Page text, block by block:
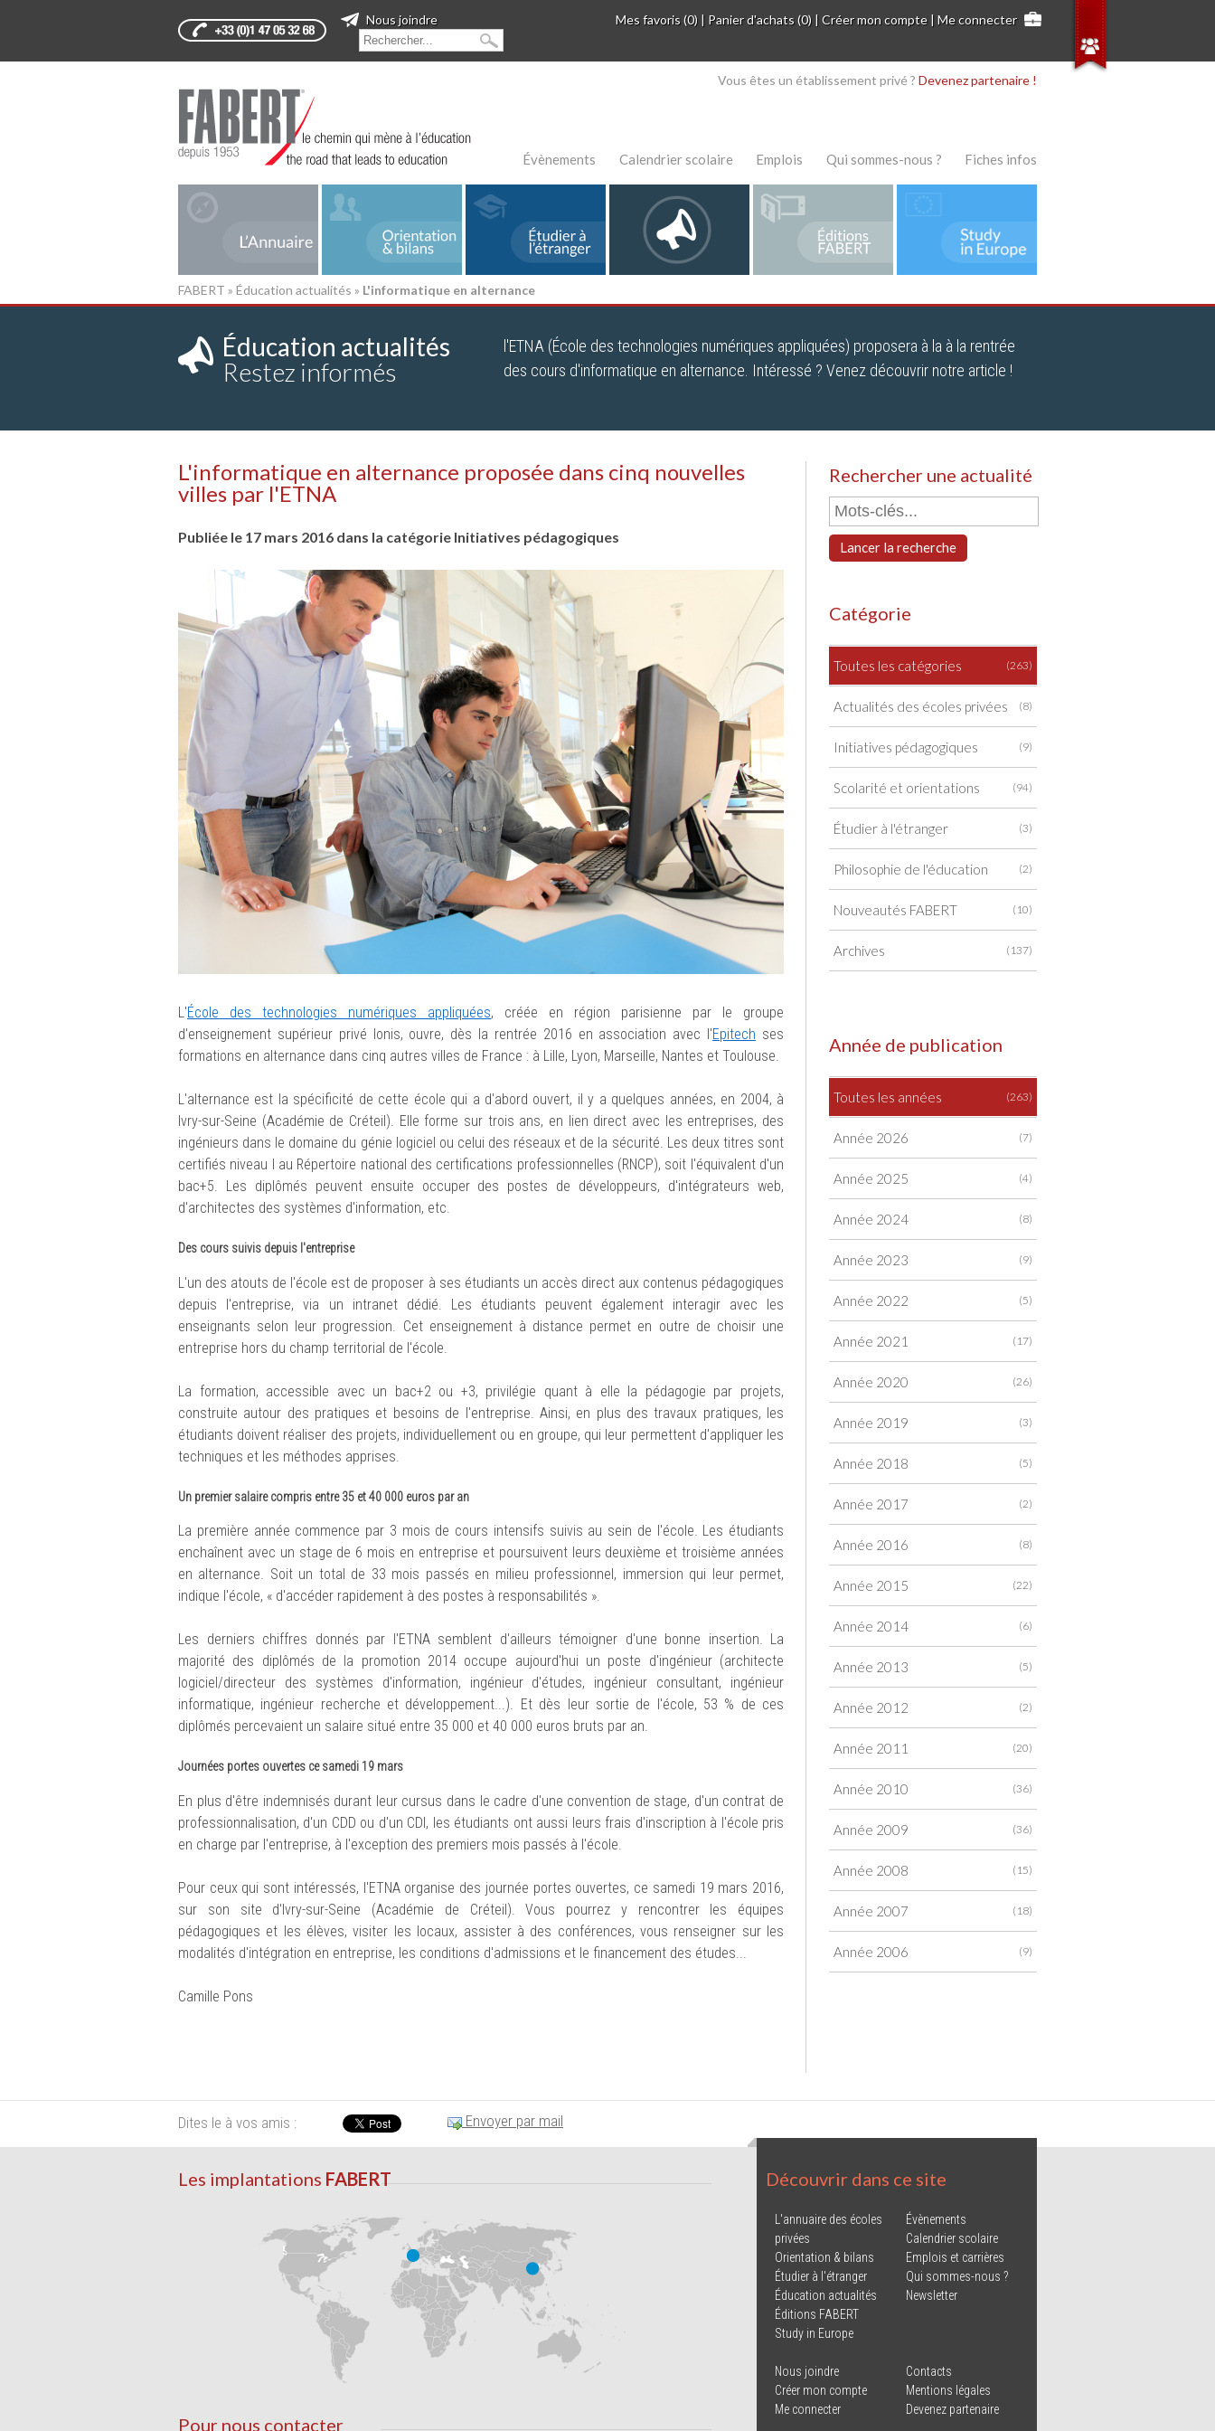
Mes favoris (0) | Panier d'achats (0) |Créer mon compte |Me connecter
Nous joindre
Vous êtes un établissement privé ? Devenez partenaire !
Évènements Calendrier scolaire Emplois Qui sommes-nous ? Fiches infos
FABERT » Éducation actualités » L'informatique en alternance
Éducation actualités
Restez informés
l'ETNA (École des technologies numériques appliquées) proposera à la à la rentrée
des cours d'informatique en alternance. Intéressé ? Venez découvrir notre article !
L'informatique en alternance proposée dans cinq nouvelles
villes par l'ETNA
Publiée le 17 mars 2016 dans la catégorie Initiatives pédagogiques
L'École des technologies numériques appliquées, créée en région parisienne par le groupe
d'enseignement supérieur privé Ionis, ouvre, dès la rentrée 2016 en association avec l'Epitech ses
formations en alternance dans cinq autres villes de France : à Lille, Lyon, Marseille, Nantes et Toulouse.
L'alternance est la spécificité de cette école qui a d'abord ouvert, il y a quelques années, en 2004, à
Ivry-sur-Seine (Académie de Créteil). Elle forme sur trois ans, en lien direct avec les entreprises, des
ingénieurs dans le domaine du génie logiciel ou celui des réseaux et de la sécurité. Les deux titres sont
certifiés niveau I au Répertoire national des certifications professionnelles (RNCP), soit l'équivalent d'un
bac+5. Les diplômés peuvent ensuite occuper des postes de développeurs, d'intégrateurs web,
d'architectes des systèmes d'information, etc.
Des cours suivis depuis l'entreprise
L'un des atouts de l'école est de proposer à ses étudiants un accès direct aux contenus pédagogiques
depuis l'entreprise, via un intranet dédié. Les étudiants peuvent également interagir avec les
enseignants selon leur progression. Cet enseignement à distance permet en outre de choisir une
entreprise hors du champ territorial de l'école.
La formation, accessible avec un bac+2 ou +3, privilégie quant à elle la pédagogie par projets,
construite autour des pratiques et besoins de l'entreprise. Ainsi, en plus des travaux pratiques, les
étudiants doivent réaliser des projets, individuellement ou en groupe, qui leur permettent d'appliquer les
techniques et les méthodes apprises.
Un premier salaire compris entre 35 et 40 000 euros par an
La première année commence par 3 mois de cours intensifs suivis au sein de l'école. Les étudiants
enchaînent avec un stage de 6 mois en entreprise et poursuivent leurs deuxième et troisième années
en alternance. Soit un total de 33 mois passés en milieu professionnel, immersion qui leur permet,
indique l'école, « d'accéder rapidement à des postes à responsabilités ».
Les derniers chiffres donnés par l'ETNA semblent d'ailleurs témoigner d'une bonne insertion. La
majorité des diplômés de la promotion 2014 occupe aujourd'hui un poste d'ingénieur (architecte
logiciel/directeur des systèmes d'information, ingénieur d'études, ingénieur consultant, ingénieur
informatique, ingénieur recherche et développement...). Et dès leur sortie de l'école, 53 % de ces
diplômés percevaient un salaire situé entre 35 000 et 40 000 euros bruts par an.
Journées portes ouvertes ce samedi 19 mars
En plus d'être indemnisés durant leur cursus dans le cadre d'une convention de stage, d'un contrat de
professionnalisation, d'un CDD ou d'un CDI, les étudiants ont aussi leurs frais d'inscription à l'école pris
en charge par l'entreprise, à l'exception des premiers mois passés à l'école.
Pour ceux qui sont intéressés, l'ETNA organise des journée portes ouvertes, ce samedi 19 mars 2016,
sur son site d'Ivry-sur-Seine (Académie de Créteil). Vous pourrez y rencontrer les équipes
pédagogiques et les élèves, visiter les locaux, assister à des conférences, vous renseigner sur les
modalités d'intégration en entreprise, les conditions d'admissions et le financement des études...
Camille Pons
Rechercher une actualité
Lancer la recherche
Catégorie
(263)
Toutes les catégories
(8)
Actualités des écoles privées
(9)
Initiatives pédagogiques
(94)
Scolarité et orientations
(3)
Étudier à l'étranger
(2)
Philosophie de l'éducation
(10)
Nouveautés FABERT
(137)
Archives
Année de publication
(263)
Toutes les années
(7)
Année 2026
(4)
Année 2025
(8)
Année 2024
(9)
Année 2023
(5)
Année 2022
(17)
Année 2021
(26)
Année 2020
(3)
Année 2019
(5)
Année 2018
(2)
Année 2017
(8)
Année 2016
(22)
Année 2015
(6)
Année 2014
(5)
Année 2013
(2)
Année 2012
(20)
Année 2011
(36)
Année 2010
(36)
Année 2009
(15)
Année 2008
(18)
Année 2007
(9)
Année 2006
Dites le à vos amis : Envoyer par mail
Les implantations FABERT
Pour nous contacter
Découvrir dans ce site
L'annuaire des écoles
privées
Orientation & bilans
Étudier à l'étranger
Éducation actualités
Éditions FABERT
Study in Europe
Évènements
Calendrier scolaire
Emplois et carrières
Qui sommes-nous ?
Newsletter
Nous joindre
Créer mon compte
Me connecter
Contacts
Mentions légales
Devenez partenaire